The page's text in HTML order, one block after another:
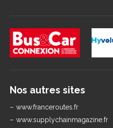
Nos autres sites
www.franceroutes.fr
www.supplychainmagazine.fr